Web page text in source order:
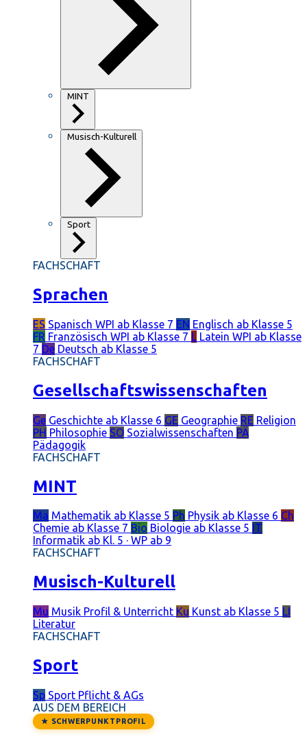
MINT
Musisch-Kulturell
Sport
FACHSCHAFT
Sprachen
ES Spanisch WPI ab Klasse 7 EN Englisch ab Klasse 5
FR Französisch WPI ab Klasse 7 L Latein WPI ab Klasse
7 De Deutsch ab Klasse 5
FACHSCHAFT
Gesellschaftswissenschaften
Ge Geschichte ab Klasse 6 GE Geographie RE Religion
PH Philosophie SO Sozialwissenschaften PÄ
Pädagogik
FACHSCHAFT
MINT
Ma Mathematik ab Klasse 5 Ph Physik ab Klasse 6 Ch
Chemie ab Klasse 7 Bio Biologie ab Klasse 5 IT
Informatik ab Kl. 5 · WP ab 9
FACHSCHAFT
Musisch-Kulturell
Mu Musik Profil & Unterricht Ku Kunst ab Klasse 5 LI
Literatur
FACHSCHAFT
Sport
Sp Sport Pflicht & AGs
AUS DEM BEREICH
★ SCHWERPUNKTPROFIL